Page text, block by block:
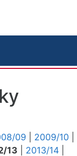
09 2009/10
13 2013/14